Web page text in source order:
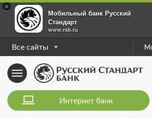
×
Мобильный банк Русский
Стандарт
www.rsb.ru
Все сайты
Toggle
navigation
Интернет банк